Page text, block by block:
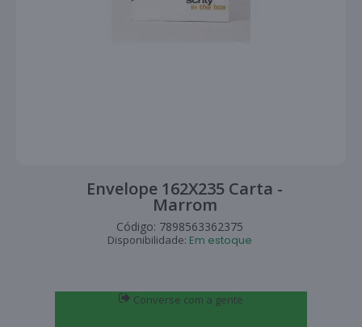
Envelope 162X235 Carta -
Marrom
Código: 7898563362375
Disponibilidade: Em estoque
Converse com a gente